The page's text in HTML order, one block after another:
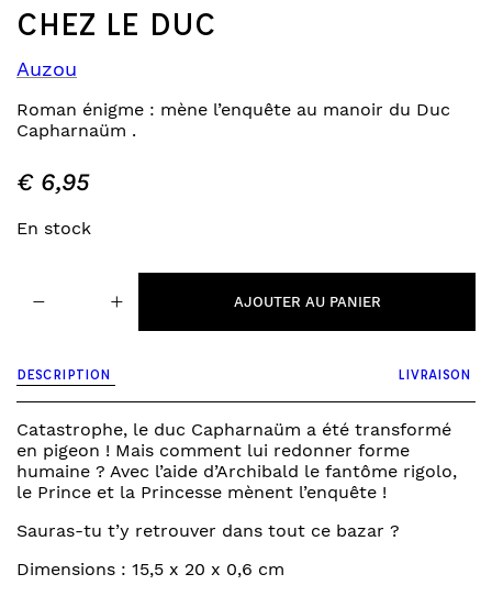
CHEZ LE DUC
Auzou
Roman énigme : mène l’enquête au manoir du Duc
Capharnaüm .
€6,95
En stock
de
-
panique
chez
le
duc
− + AJOUTER AU PANIER
DESCRIPTION LIVRAISON
Catastrophe, le duc Capharnaüm a été transformé
en pigeon ! Mais comment lui redonner forme
humaine ? Avec l’aide d’Archibald le fantôme rigolo,
le Prince et la Princesse mènent l’enquête !
Sauras-tu t’y retrouver dans tout ce bazar ?
Dimensions : 15,5 x 20 x 0,6 cm